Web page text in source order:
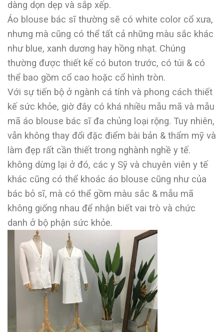
dàng dọn dẹp và sắp xếp.
Áo blouse bác sĩ thường sẽ có white color cổ xưa,
nhưng mà cũng có thể tất cả những màu sắc khác
như blue, xanh dương hay hồng nhạt. Chúng
thường được thiết kế có buton trước, có túi & có
thể bao gồm cổ cao hoặc cổ hình tròn.
Với sự tiến bộ ở ngành cá tính và phong cách thiết
kế sức khỏe, giờ đây có khá nhiều mẫu mã và mẫu
mã áo blouse bác sĩ đa chủng loại rộng. Tuy nhiên,
vẫn không thay đổi đặc điểm bài bản & thẩm mỹ và
làm đẹp rất cần thiết trong nghành nghề y tế.
không dừng lại ở đó, các y Sỹ và chuyên viên y tế
khác cũng có thể khoác áo blouse cũng như của
bác bỏ sĩ, mà có thể gồm màu sắc & mẫu mã
không giống nhau để nhận biết vai trò và chức
danh ở bộ phận sức khỏe.